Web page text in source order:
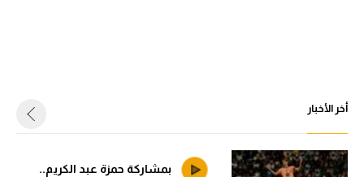
أخر الأخبار
بمشاركة حمزة عبد الكريم..